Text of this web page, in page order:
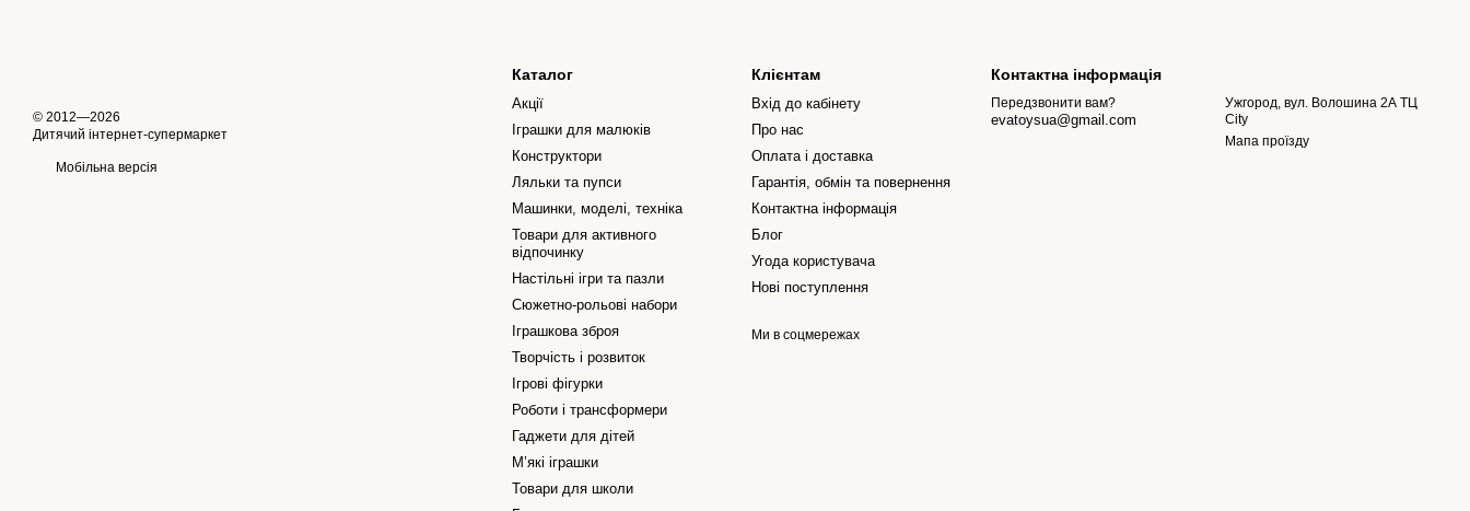
© 2012—2026
Дитячий інтернет-супермаркет
Мобільна версія
Каталог
Акції
Іграшки для малюків
Конструктори
Ляльки та пупси
Машинки, моделі, техніка
Товари для активного
відпочинку
Настільні ігри та пазли
Сюжетно-рольові набори
Іграшкова зброя
Творчість і розвиток
Ігрові фігурки
Роботи і трансформери
Гаджети для дітей
М’які іграшки
Товари для школи
Клієнтам
Вхід до кабінету
Про нас
Оплата і доставка
Гарантія, обмін та повернення
Контактна інформація
Блог
Угода користувача
Нові поступлення
Ми в соцмережах
Контактна інформація
Передзвонити вам?
evatoysua@gmail.com
Ужгород, вул. Волошина 2А ТЦ
City
Мапа проїзду